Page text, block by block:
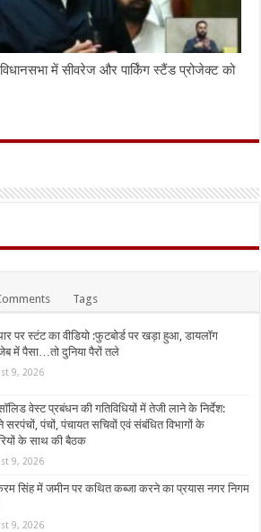
में सीवरेज और पार्किंग स्टैंड प्रोजेक्ट को
Tags
पर स्टंट का वीडियो :फुटबोर्ड पर खड़ा हुआ, डायलॉग
में पैसा…तो दुनिया पैरों तले
9, 2026
वेस्ट प्रबंधन की गतिविधियों में तेजी लाने के निर्देश:
सरपंचों, पंचों, पंचायत सचिवों एवं संबंधित विभागों के
के साथ की बैठक
9, 2026
सिंह में जमीन पर कथित कब्जा करने का प्रयास नगर निगम
9, 2026